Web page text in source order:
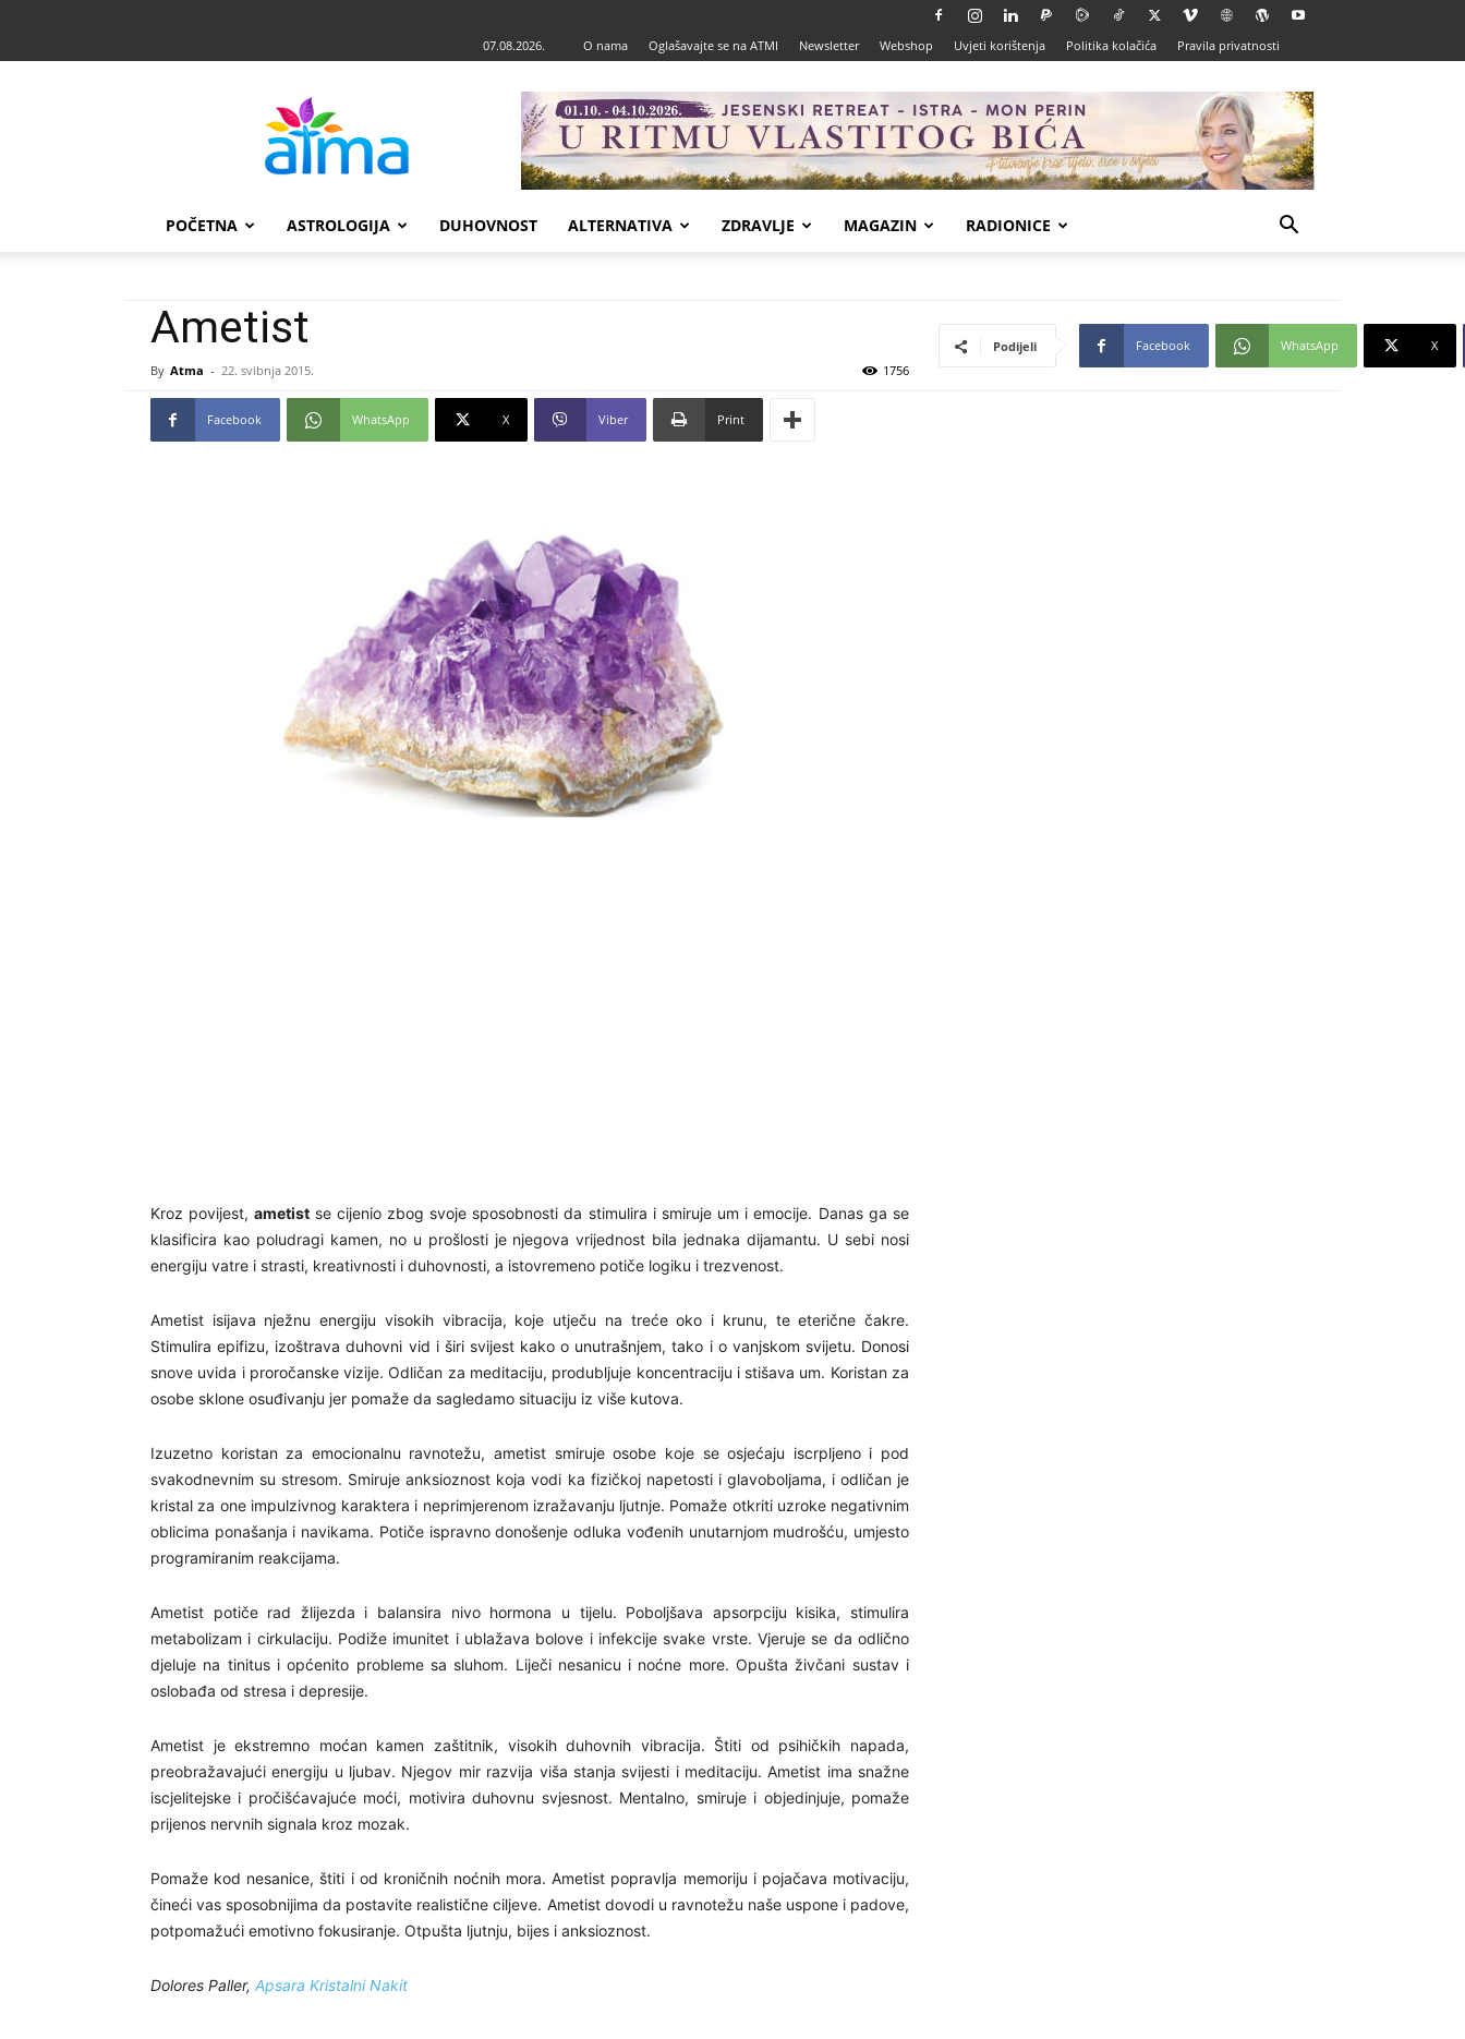
07.08.2026. O nama Oglašavajte se na ATMI Newsletter Webshop Uvjeti korištenja Politika kolačića Pravila privatnosti
POČETNA ASTROLOGIJA DUHOVNOST ALTERNATIVA ZDRAVLJE MAGAZIN RADIONICE
Ametist
By Atma - 22. svibnja 2015. 1756
Facebook WhatsApp X Viber Print
Kroz povijest,ametist se cijenio zbog svoje sposobnosti da stimulira i smiruje um i emocije. Danas ga se
klasificira kao poludragi kamen, no u prošlosti je njegova vrijednost bila jednaka dijamantu. U sebi nosi
energiju vatre i strasti, kreativnosti i duhovnosti, a istovremeno potiče logiku i trezvenost.
Ametist isijava nježnu energiju visokih vibracija, koje utječu na treće oko i krunu, te eterične čakre.
Stimulira epifizu, izoštrava duhovni vid i širi svijest kako o unutrašnjem, tako i o vanjskom svijetu. Donosi
snove uvida i proročanske vizije. Odličan za meditaciju, produbljuje koncentraciju i stišava um. Koristan za
osobe sklone osuđivanju jer pomaže da sagledamo situaciju iz više kutova.
Izuzetno koristan za emocionalnu ravnotežu, ametist smiruje osobe koje se osjećaju iscrpljeno i pod
svakodnevnim su stresom. Smiruje anksioznost koja vodi ka fizičkoj napetosti i glavoboljama, i odličan je
kristal za one impulzivnog karaktera i neprimjerenom izražavanju ljutnje. Pomaže otkriti uzroke negativnim
oblicima ponašanja i navikama. Potiče ispravno donošenje odluka vođenih unutarnjom mudrošću, umjesto
programiranim reakcijama.
Ametist potiče rad žlijezda i balansira nivo hormona u tijelu. Poboljšava apsorpciju kisika, stimulira
metabolizam i cirkulaciju. Podiže imunitet i ublažava bolove i infekcije svake vrste. Vjeruje se da odlično
djeluje na tinitus i općenito probleme sa sluhom. Liječi nesanicu i noćne more. Opušta živčani sustav i
oslobađa od stresa i depresije.
Ametist je ekstremno moćan kamen zaštitnik, visokih duhovnih vibracija. Štiti od psihičkih napada,
preobražavajući energiju u ljubav. Njegov mir razvija viša stanja svijesti i meditaciju. Ametist ima snažne
iscjelitejske i pročišćavajuće moći, motivira duhovnu svjesnost. Mentalno, smiruje i objedinjuje, pomaže
prijenos nervnih signala kroz mozak.
Pomaže kod nesanice, štiti i od kroničnih noćnih mora. Ametist popravlja memoriju i pojačava motivaciju,
čineći vas sposobnijima da postavite realistične ciljeve. Ametist dovodi u ravnotežu naše uspone i padove,
potpomažući emotivno fokusiranje. Otpušta ljutnju, bijes i anksioznost.
Dolores Paller, Apsara Kristalni Nakit
Podijeli Facebook WhatsApp X